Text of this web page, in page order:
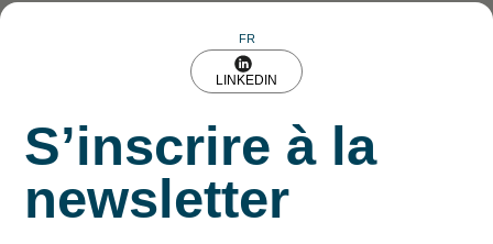
FR
LINKEDIN
S’inscrire à la
newsletter